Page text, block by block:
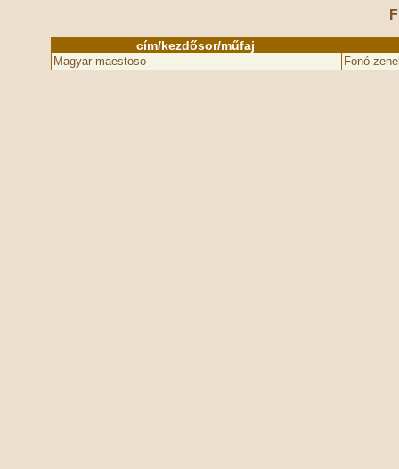
cím/kezdősor/műfaj
Magyar maestoso Fonó